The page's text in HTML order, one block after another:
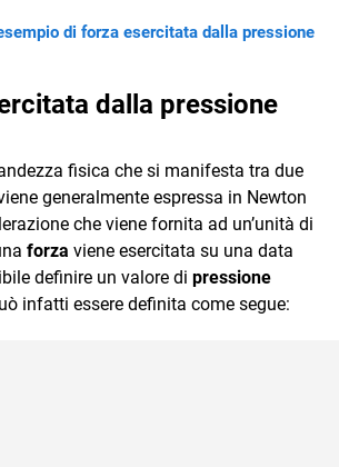
di forza esercitata dalla pressione
dalla pressione
fisica che si manifesta tra due
generalmente espressa in Newton
che viene fornita ad un’unità di
forza viene esercitata su una data
definire un valore di pressione
infatti essere definita come segue: